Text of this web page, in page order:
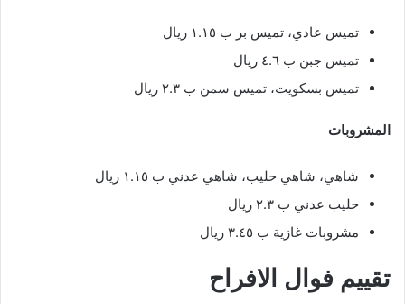
تميس عادي، تميس بر ب ١.١٥ ريال
تميس جبن ب ٤.٦ ريال
تميس بسكويت، تميس سمن ب ٢.٣ ريال
المشروبات
شاهي، شاهي حليب، شاهي عدني ب ١.١٥ ريال
حليب عدني ب ٢.٣ ريال
مشروبات غازية ب ٣.٤٥ ريال
تقييم فوال الافراح